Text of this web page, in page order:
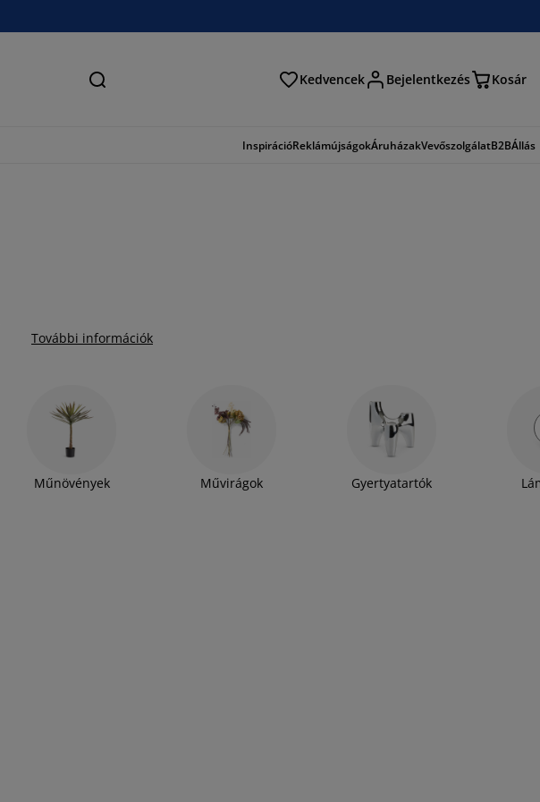
Keresés Kedvencek Bejelentkezés Kosár
InspirációReklámújságokÁruházakVevőszolgálatB2BÁllás
További információk
Műnövények Művirágok Gyertyatartók